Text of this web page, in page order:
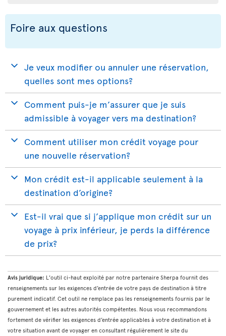
Foire aux questions
Je veux modifier ou annuler une réservation,
quelles sont mes options?
Comment puis-je m’assurer que je suis
admissible à voyager vers ma destination?
Comment utiliser mon crédit voyage pour
une nouvelle réservation?
Mon crédit est-il applicable seulement à la
destination d’origine?
Est-il vrai que si j’applique mon crédit sur un
voyage à prix inférieur, je perds la différence
de prix?
Avis juridique: L'outil ci-haut exploité par notre partenaire Sherpa fournit des
renseignements sur les exigences d’entrée de votre pays de destination à titre
purement indicatif. Cet outil ne remplace pas les renseignements fournis par le
gouvernement et les autres autorités compétentes. Nous vous recommandons
fortement de vérifier les exigences d’entrée applicables à votre destination et à
votre situation avant de voyager en consultant régulièrement le site du